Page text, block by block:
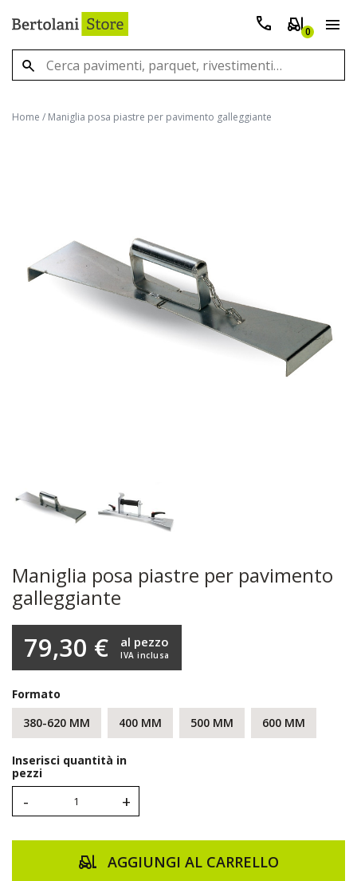
0
Home / Maniglia posa piastre per pavimento galleggiante
Maniglia posa piastre per pavimento
galleggiante
79,30 € IVA inclusa
al pezzo
Formato
380-620 MM
400 MM 500 MM 600 MM
Inserisci quantità in
pezzi
- +
AGGIUNGI AL CARRELLO